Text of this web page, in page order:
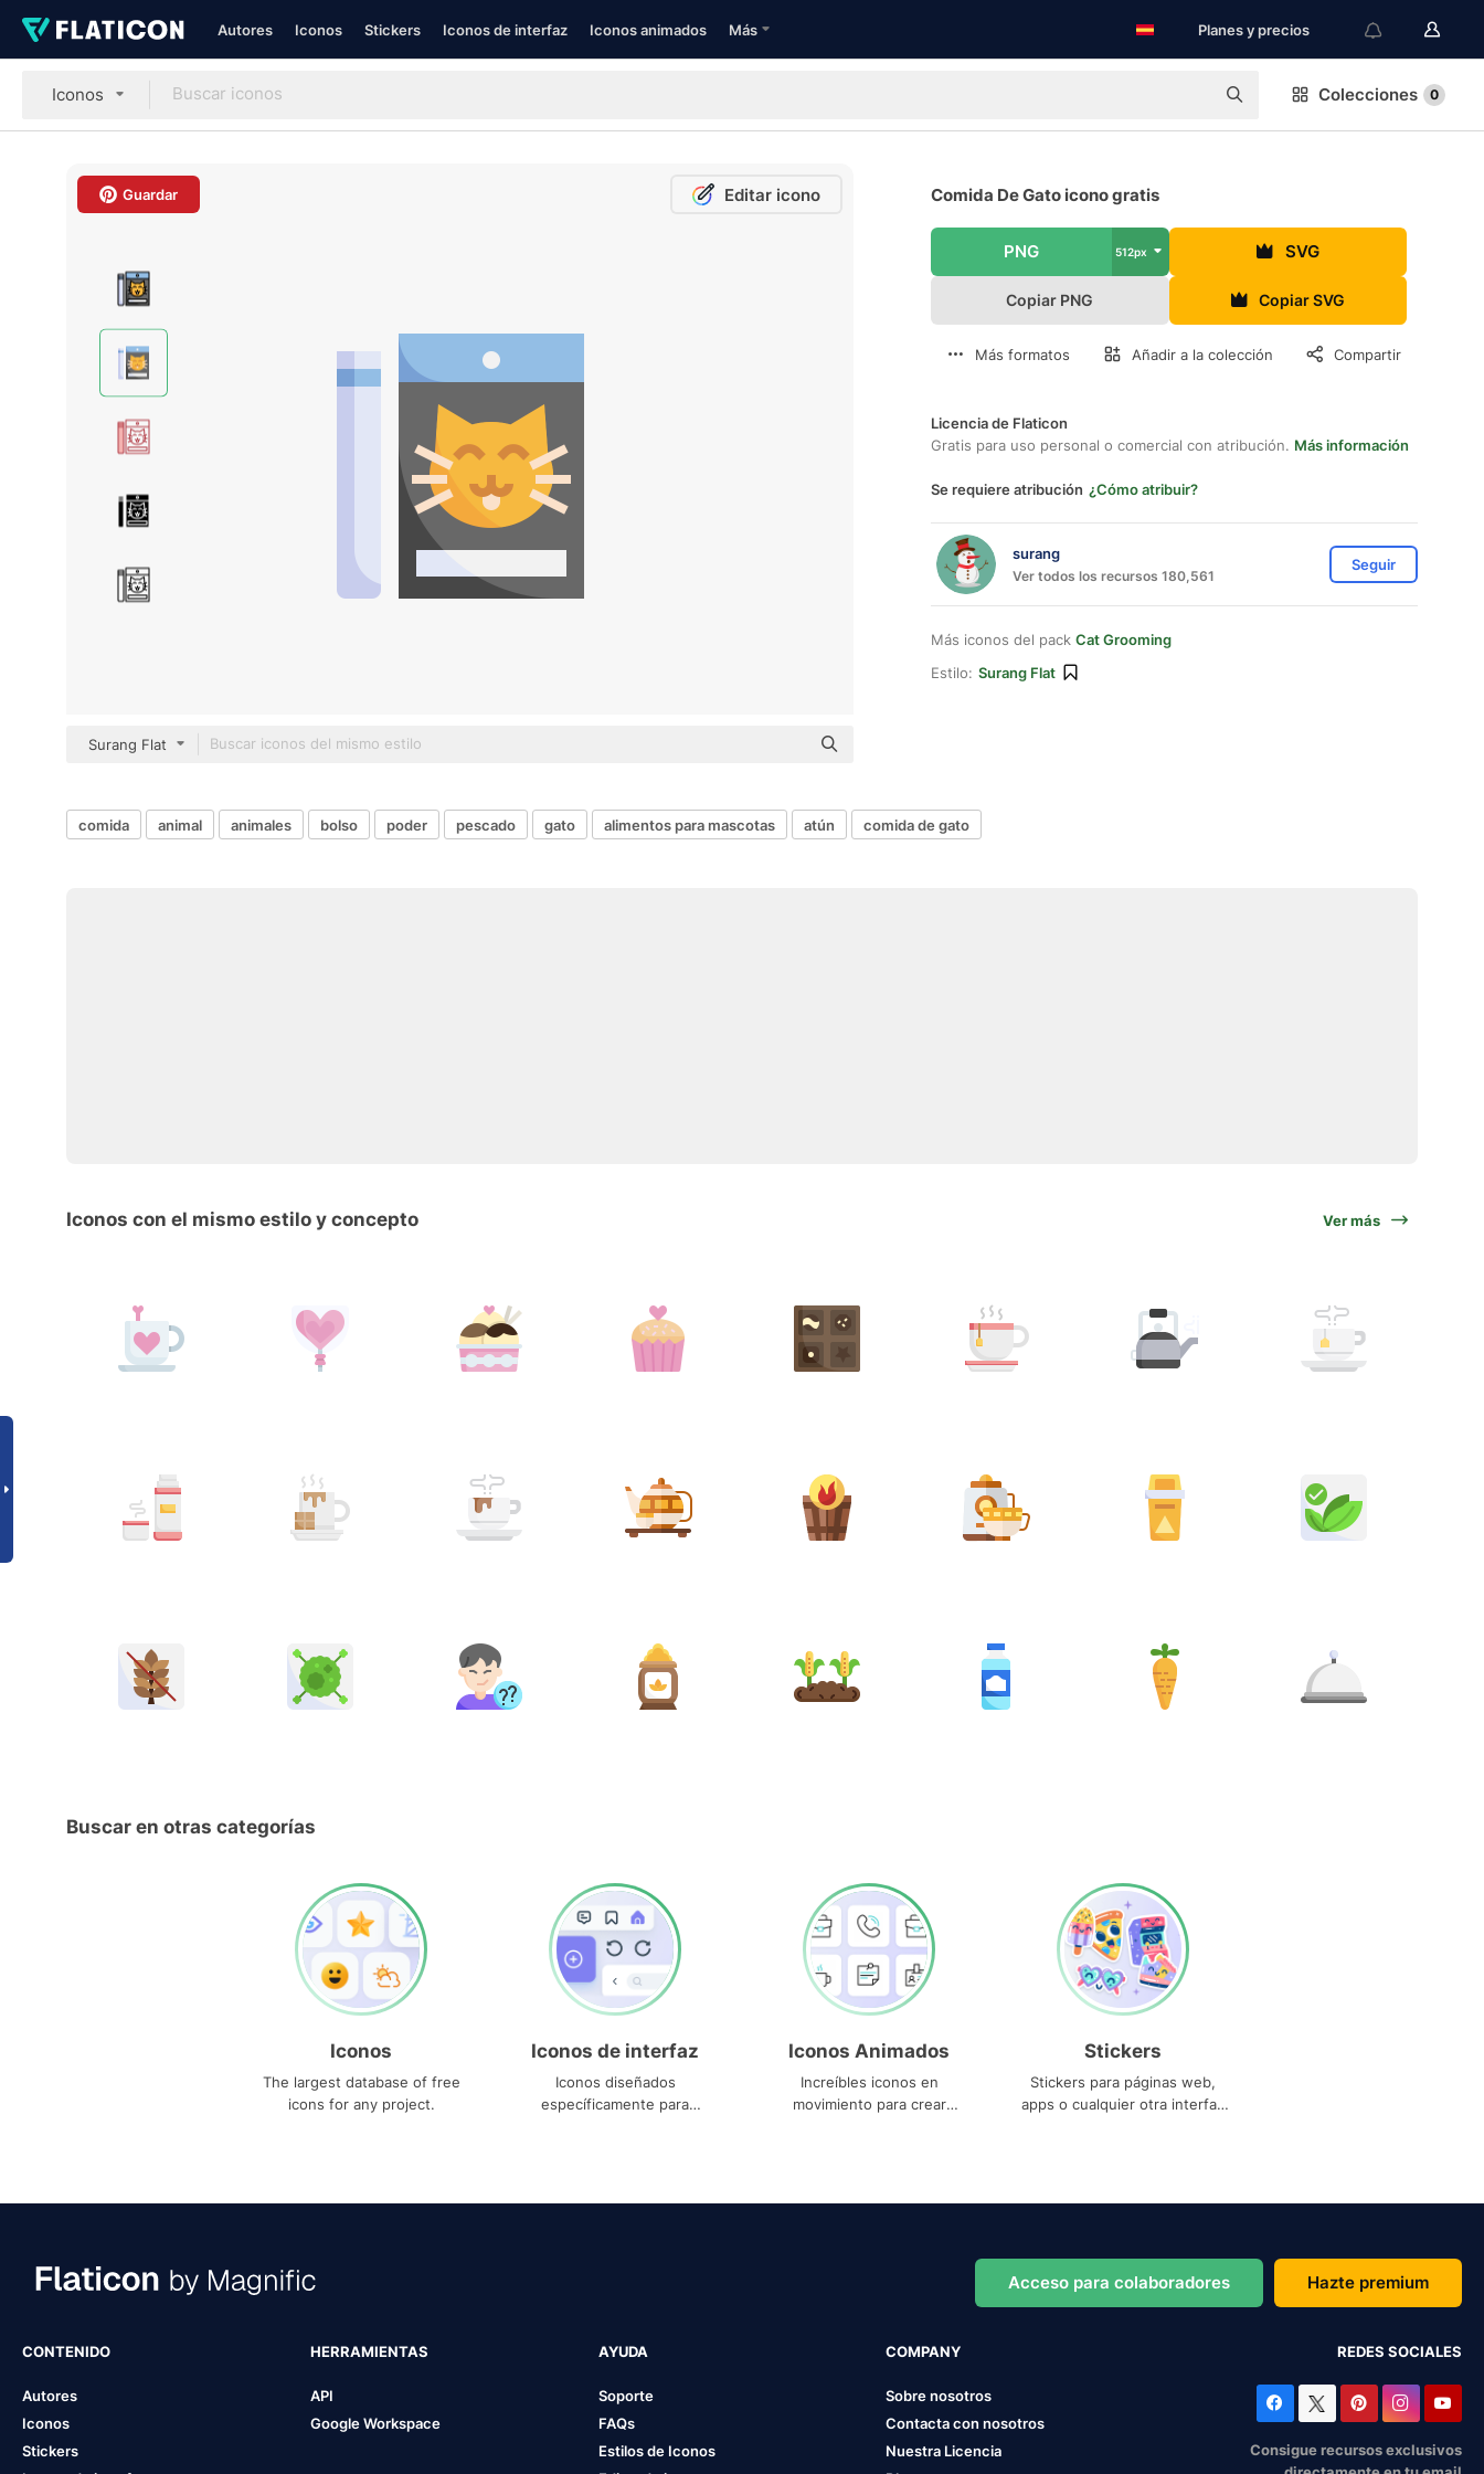
Autores Iconos Stickers Iconos de interfaz Iconos animados Más Planes y precios
Iconos Colecciones 0
Guardar Editar icono
Surang Flat
Comida De Gato icono gratis
PNG 512px SVG
Copiar PNG Copiar SVG
Más formatos Añadir a la colección Compartir
Licencia de Flaticon
Gratis para uso personal o comercial con atribución. Más información
Se requiere atribución ¿Cómo atribuir?
surang
Ver todos los recursos 180,561
Seguir
Más iconos del pack Cat Grooming
Estilo: Surang Flat
comida animal animales bolso poder pescado gato alimentos para mascotas atún comida de gato
Iconos con el mismo estilo y concepto Ver más
Buscar en otras categorías
Iconos
The largest database of free
icons for any project.
Iconos de interfaz
Iconos diseñados
específicamente para
Iconos Animados
Increíbles iconos en
movimiento para crear
Stickers
Stickers para páginas web,
apps o cualquier otra interfaz
Acceso para colaboradores Hazte premium
CONTENIDO
Autores
Iconos
Stickers
HERRAMIENTAS
API
Google Workspace
AYUDA
Soporte
FAQs
Estilos de Iconos
COMPANY
Sobre nosotros
Contacta con nosotros
Nuestra Licencia
REDES SOCIALES
Consigue recursos exclusivos